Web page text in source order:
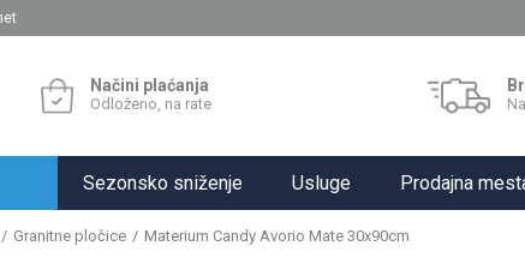
Načini plaćanja
Odloženo, na rate
Sezonsko sniženje Usluge Prodajna
Granitne pločice Materium Candy Avorio Mate 30x90cm